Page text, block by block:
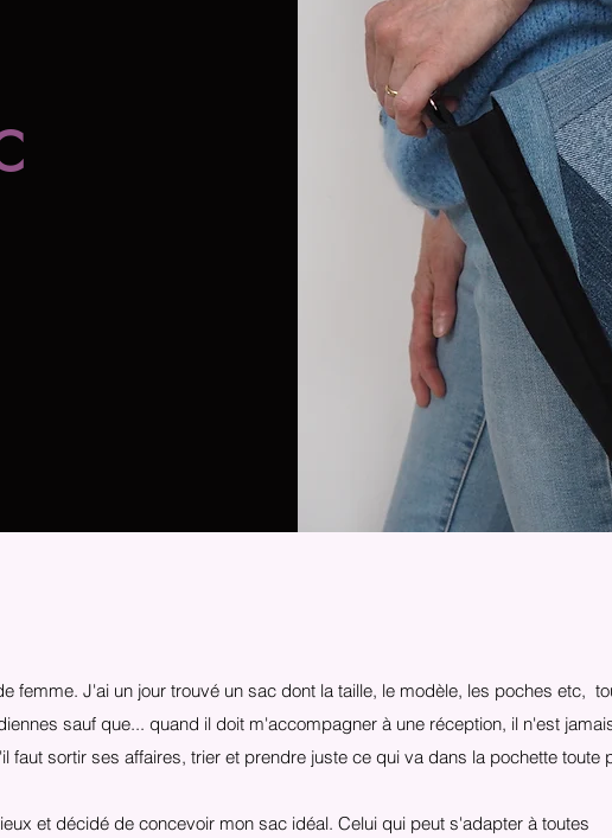
femme. J'ai un jour trouvé un sac dont la taille, le modèle, les poches etc,
sauf que... quand il doit m'accompagner à une réception, il n'est
faut sortir ses affaires, trier et prendre juste ce qui va dans la pochette toute
et décidé de concevoir mon sac idéal. Celui qui peut s'adapter à toutes